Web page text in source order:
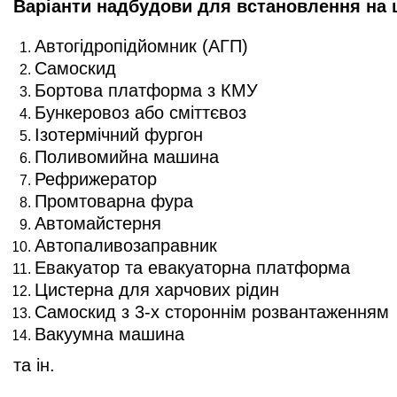
Варіанти надбудови для встановлення на
Автогідропідйомник (АГП)
Самоскид
Бортова платформа з КМУ
Бункеровоз або сміттєвоз
Ізотермічний фургон
Поливомийна машина
Рефрижератор
Промтоварна фура
Автомайстерня
Автопаливозаправник
Евакуатор та евакуаторна платформа
Цистерна для харчових рідин
Самоскид з 3-х стороннім розвантаженням
Вакуумна машина
та ін.